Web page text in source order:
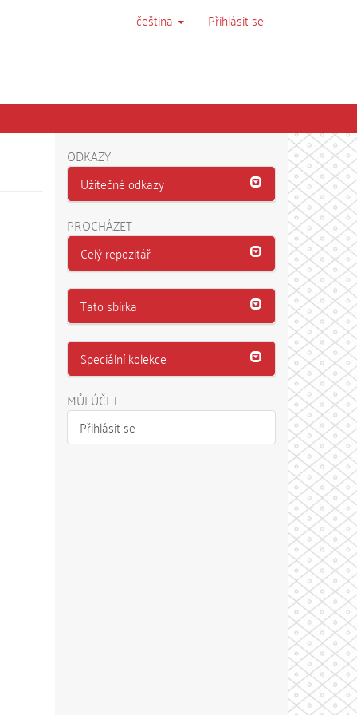
čeština Přihlásit se
ODKAZY
Užitečné odkazy
PROCHÁZET
Celý repozitář
Tato sbírka
Speciální kolekce
MŮJ ÚČET
Přihlásit se